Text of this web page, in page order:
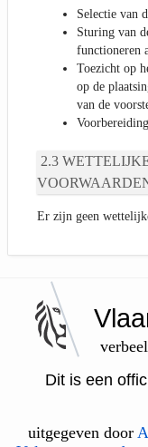
Selectie van
Sturing van
functioneren
Toezicht op
op de
van de
Er zijn geen
Dit is een
uitgegeven door